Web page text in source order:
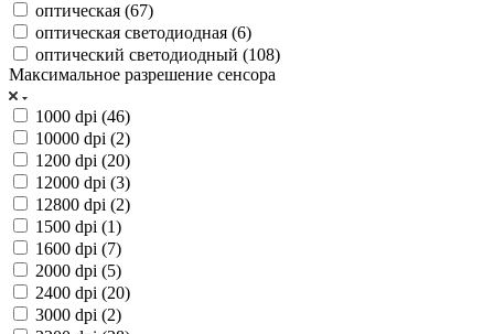
оптическая (67)
оптическая светодиодная (6)
оптический светодиодный (108)
Максимальное разрешение сенсора
1000 dpi (46)
10000 dpi (2)
1200 dpi (20)
12000 dpi (3)
12800 dpi (2)
1500 dpi (1)
1600 dpi (7)
2000 dpi (5)
2400 dpi (20)
3000 dpi (2)